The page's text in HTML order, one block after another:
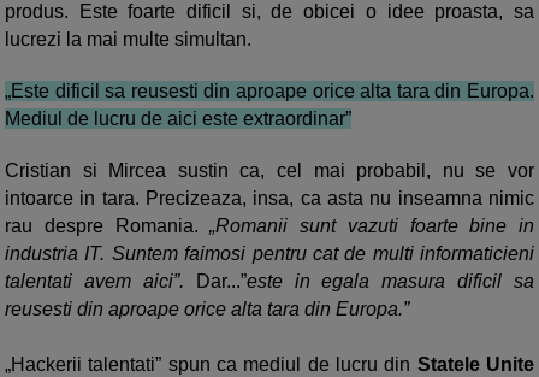
produs. Este foarte dificil si, de obicei o idee proasta, sa
lucrezi la mai multe simultan.
„Este dificil sa reusesti din aproape orice alta tara din Europa.
Mediul de lucru de aici este extraordinar”
Cristian si Mircea sustin ca, cel mai probabil, nu se vor
intoarce in tara. Precizeaza, insa, ca asta nu inseamna nimic
rau despre Romania.„Romanii sunt vazuti foarte bine in
industria IT. Suntem faimosi pentru cat de multi informaticieni
talentati avem aici”.
Dar...”este in egala masura dificil sa
reusesti din aproape orice alta tara din Europa.”
„Hackerii talentati” spun ca mediul de lucru din Statele Unite